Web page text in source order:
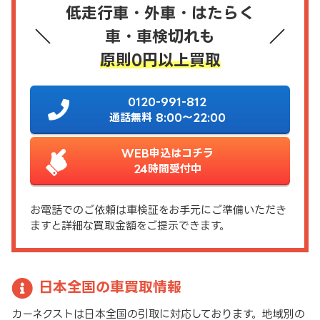
低走行車・外車・はたらく
車・車検切れも
原則0円以上買取
0120-991-812
通話無料 8:00～22:00
WEB申込はコチラ
24時間受付中
お電話でのご依頼は車検証をお手元にご準備いただき
ますと詳細な買取金額をご提示できます。
日本全国の車買取情報
カーネクストは日本全国の引取に対応しております。地域別の